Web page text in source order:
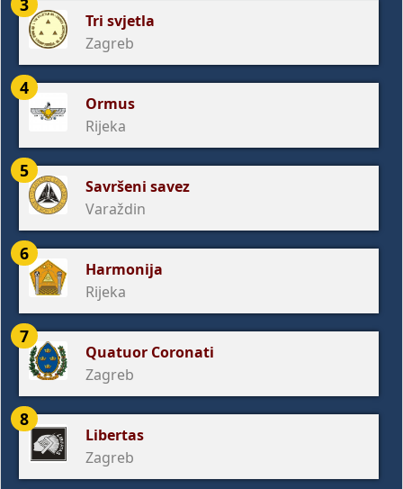
Tri svjetla
Zagreb
4
Ormus
Rijeka
5
Savršeni savez
Varaždin
6
Harmonija
Rijeka
7
Quatuor Coronati
Zagreb
8
Libertas
Zagreb